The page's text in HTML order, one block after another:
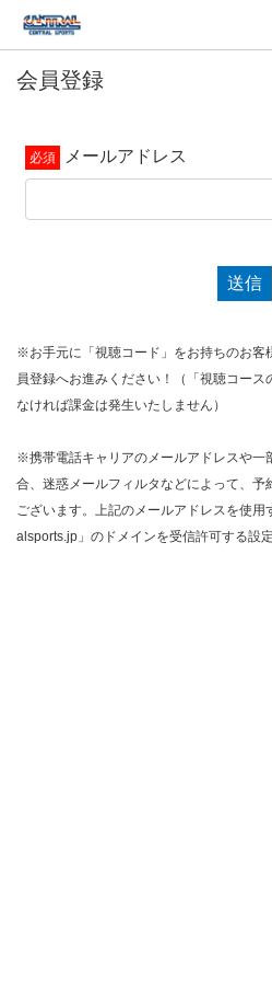
会員登録
メールアドレス
送信
※お手元に「視聴コード」をお持ちのお客
員登録へお進みください！（「視聴コー
なければ課金は発生いたしません）
※携帯電話キャリアのメールアドレスや一
合、迷惑メールフィルタなどによって、
ございます。上記のメールアドレスを使
alsports.jp」のドメインを受信許可する設